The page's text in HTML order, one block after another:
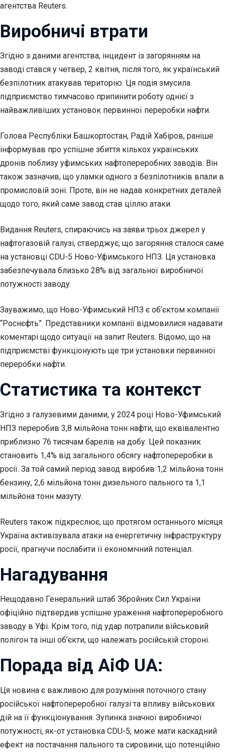
агентства Reuters.
Виробничі втрати
Згідно з даними агентства, інцидент із загорянням на
заводі стався у четвер, 2 квітня, після того, як український
безпілотник атакував територію. Ця подія змусила
підприємство тимчасово припинити роботу однієї з
найважливіших установок первинної переробки нафти.
Голова Республіки Башкортостан, Радій Хабіров, раніше
інформував про успішне збиття кількох українських
дронів поблизу уфимських нафтопереробних заводів. Він
також зазначив, що уламки одного з безпілотників впали в
промисловій зоні. Проте, він не надав конкретних деталей
щодо того, який саме завод став ціллю атаки.
Видання Reuters, спираючись на заяви трьох джерел у
нафтогазовій галузі, стверджує, що загоряння сталося саме
на установці CDU-5 Ново-Уфимського НПЗ. Ця установка
забезпечувала близько 28% від загальної виробничої
потужності заводу.
Зауважимо, що Ново-Уфимський НПЗ є об’єктом компанії
“Роснєфть”. Представники компанії відмовилися надавати
коментарі щодо ситуації на запит Reuters. Відомо, що на
підприємстві функціонують ще три установки первинної
переробки нафти.
Статистика та контекст
Згідно з галузевими даними, у 2024 році Ново-Уфимський
НПЗ переробив 3,8 мільйона тонн нафти, що еквівалентно
приблизно 76 тисячам барелів на добу. Цей показник
становить 1,4% від загального обсягу нафтопереробки в
росії. За той самий період завод виробив 1,2 мільйона тонн
бензину, 2,6 мільйона тонн дизельного пального та 1,1
мільйона тонн мазуту.
Reuters також підкреслює, що протягом останнього місяця
Україна активізувала атаки на енергетичну інфраструктуру
росії, прагнучи послабити її економічний потенціал.
Нагадування
Нещодавно Генеральний штаб Збройних Сил України
офіційно підтвердив успішне ураження нафтопереробного
заводу в Уфі. Крім того, під удар потрапили військовий
полігон та інші об’єкти, що належать російській стороні.
Порада від АіФ UA:
Ця новина є важливою для розуміння поточного стану
російської нафтопереробної галузі та впливу військових
дій на її функціонування. Зупинка значної виробничої
потужності, як-от установка CDU-5, може мати каскадний
ефект на постачання пального та сировини, що потенційно